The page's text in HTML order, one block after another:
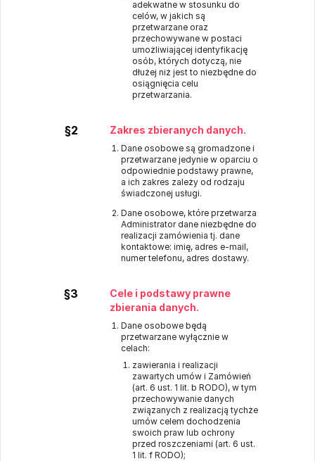
adekwatne w stosunku do
celów, w jakich są
przetwarzane oraz
przechowywane w postaci
umożliwiającej identyfikację
osób, których dotyczą, nie
dłużej niż jest to niezbędne do
osiągnięcia celu
przetwarzania.
§2 Zakres zbieranych danych.
Dane osobowe są gromadzone i
przetwarzane jedynie w oparciu o
odpowiednie podstawy prawne,
a ich zakres zależy od rodzaju
świadczonej usługi.
Dane osobowe, które przetwarza
Administrator dane niezbędne do
realizacji zamówienia tj. dane
kontaktowe: imię, adres e-mail,
numer telefonu, adres dostawy.
§3
Cele i podstawy prawne
zbierania danych.
Dane osobowe będą
przetwarzane wyłącznie w
celach:
zawierania i realizacji
zawartych umów i Zamówień
(art. 6 ust. 1 lit. b RODO), w tym
przechowywanie danych
związanych z realizacją tychże
umów celem dochodzenia
swoich praw lub ochrony
przed roszczeniami (art. 6 ust.
1 lit. f RODO);